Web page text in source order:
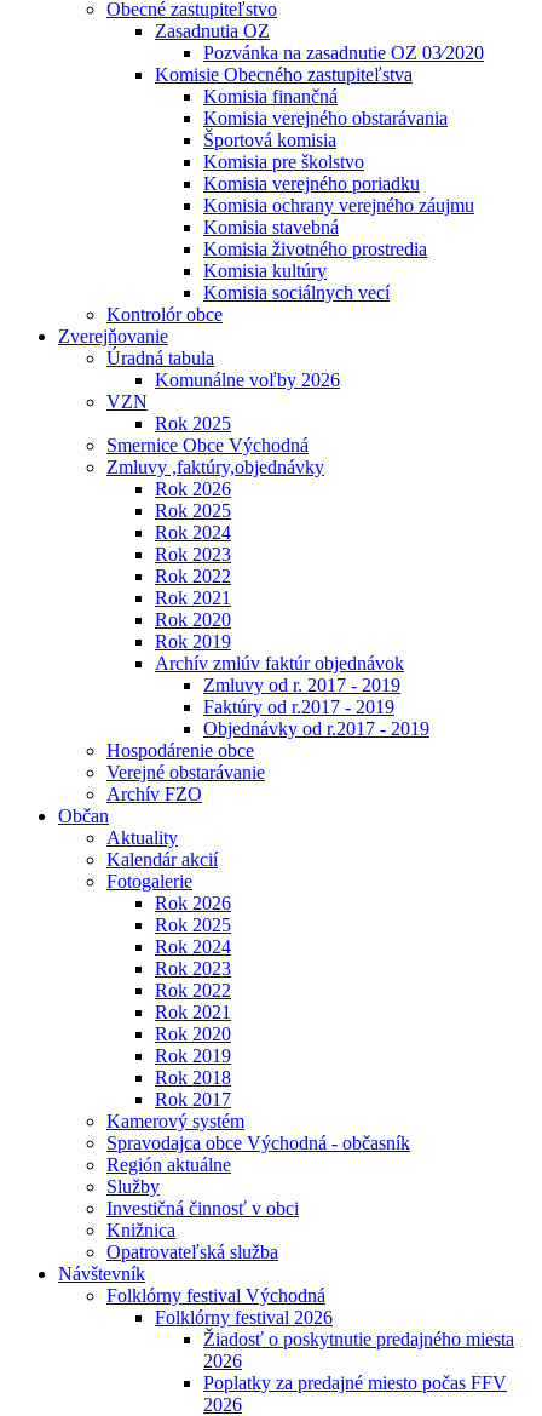
Obecné zastupiteľstvo
Zasadnutia OZ
Pozvánka na zasadnutie OZ 03⁄2020
Komisie Obecného zastupiteľstva
Komisia finančná
Komisia verejného obstarávania
Športová komisia
Komisia pre školstvo
Komisia verejného poriadku
Komisia ochrany verejného záujmu
Komisia stavebná
Komisia životného prostredia
Komisia kultúry
Komisia sociálnych vecí
Kontrolór obce
Zverejňovanie
Úradná tabula
Komunálne voľby 2026
VZN
Rok 2025
Smernice Obce Východná
Zmluvy ,faktúry,objednávky
Rok 2026
Rok 2025
Rok 2024
Rok 2023
Rok 2022
Rok 2021
Rok 2020
Rok 2019
Archív zmlúv faktúr objednávok
Zmluvy od r. 2017 - 2019
Faktúry od r.2017 - 2019
Objednávky od r.2017 - 2019
Hospodárenie obce
Verejné obstarávanie
Archív FZO
Občan
Aktuality
Kalendár akcií
Fotogalerie
Rok 2026
Rok 2025
Rok 2024
Rok 2023
Rok 2022
Rok 2021
Rok 2020
Rok 2019
Rok 2018
Rok 2017
Kamerový systém
Spravodajca obce Východná - občasník
Región aktuálne
Služby
Investičná činnosť v obci
Knižnica
Opatrovateľská služba
Návštevník
Folklórny festival Východná
Folklórny festival 2026
Žiadosť o poskytnutie predajného miesta
2026
Poplatky za predajné miesto počas FFV
2026